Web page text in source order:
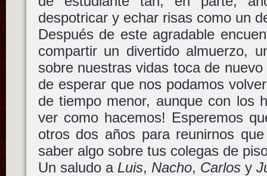
despotricar y echar risas como un
Después de este agradable
compartir un divertido almuerzo,
sobre nuestras vidas toca de
de esperar que nos podamos
de tiempo menor, aunque con los
ver como hacemos! Esperemos
otros dos años para reunirnos
saber algo sobre tus colegas de
Un saludo a Luis, Nacho, Carlosy